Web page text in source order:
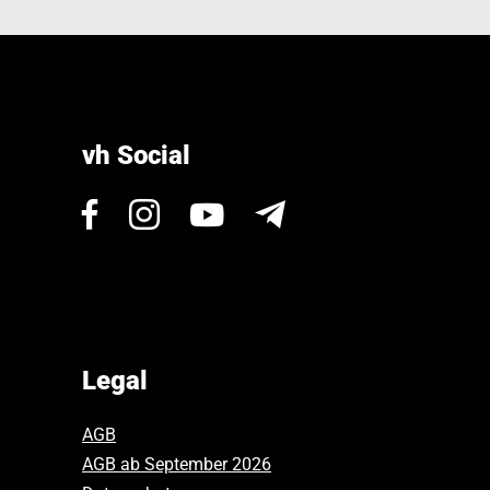
vh Social
Visit Visit
Visit
Legal
AGB
AGB ab September 2026